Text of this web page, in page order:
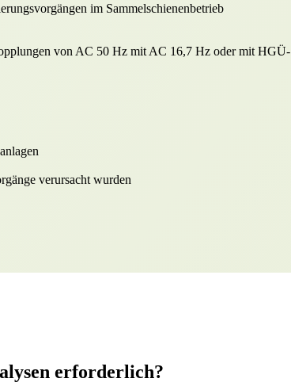
im Sammelschienenbetrieb
von AC 50 Hz mit AC 16,7 Hz oder mit HGÜ-
verursacht wurden
erforderlich?